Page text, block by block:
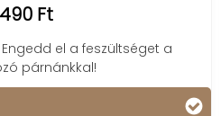
Ft
el a feszültséget a
párnánkkal!